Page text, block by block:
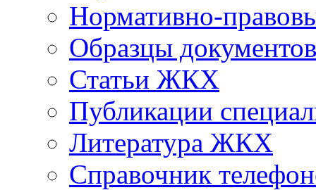
Нормативно-
Образцы документов
Статьи ЖКХ
Публикации
Литература ЖКХ
Справочник